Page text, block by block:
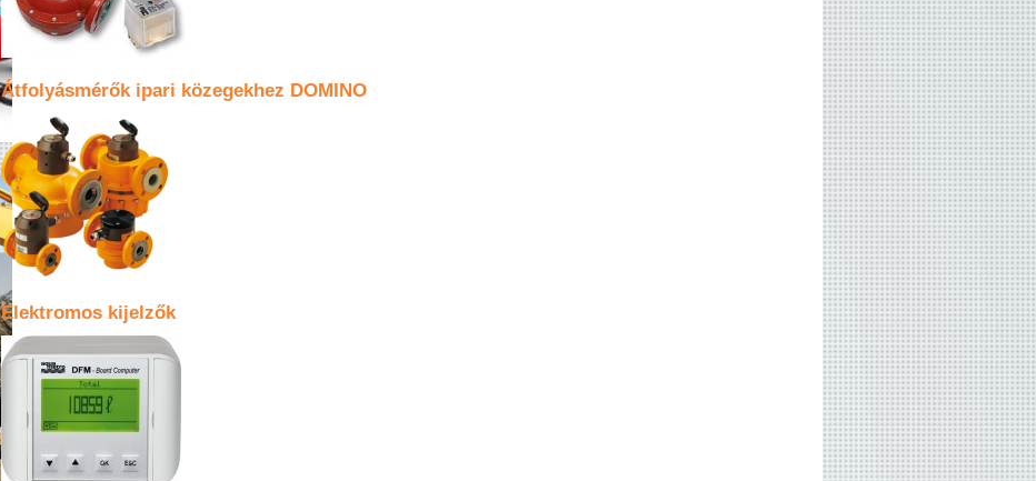
Átfolyásmérők ipari közegekhez DOMINO
Elektromos kijelzők